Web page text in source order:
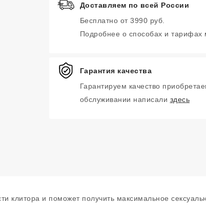
Доставляем по всей России
Бесплатно от 3990 руб.
Подробнее о способах и тарифах
Гарантия качества
Гарантируем качество
обслуживании написали здесь
клитора и поможет получить максимальное